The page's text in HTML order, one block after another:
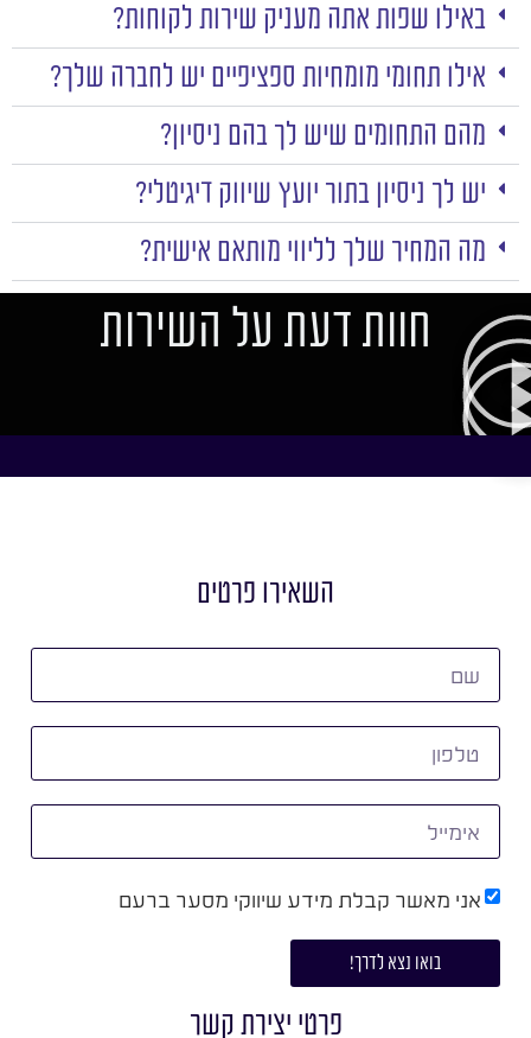
באילו שפות אתה מעניק שירות לקוחות?
אילו תחומי מומחיות ספציפיים יש לחברה שלך?
מהם התחומים שיש לך בהם ניסיון?
יש לך ניסיון בתור יועץ שיווק דיגיטלי?
מה המחיר שלך לליווי מותאם אישית?
חוות דעת על השירות
השאירו פרטים
אני מאשר קבלת מידע שיווקי מסער ברעם
בואו נצא לדרך!
פרטי יצירת קשר